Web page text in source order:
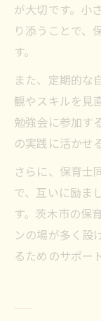
が大切です。小
り添うことで、
す。
また、定期的な
観やスキルを見
勉強会に参加す
の実践に活かせ
さらに、保育士
で、互いに励ま
す。茨木市の保
ンの場が多く設
るためのサポー